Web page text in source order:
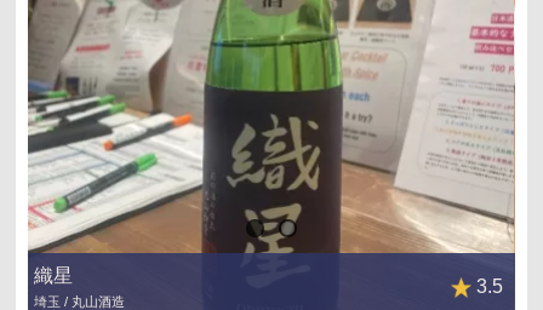
織星
埼玉 / 丸山酒造
3.5